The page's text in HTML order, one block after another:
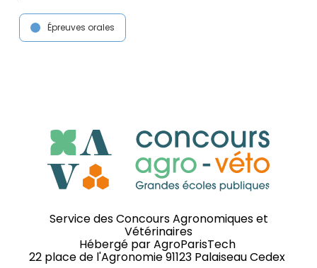
Épreuves orales
Service des Concours Agronomiques et
Vétérinaires
Hébergé parAgroParisTech
22 place de l'Agronomie 91123 Palaiseau Cedex